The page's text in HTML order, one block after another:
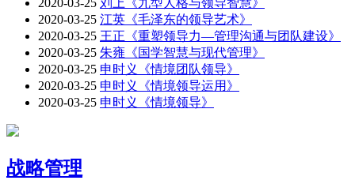
2020-03-25 江英《毛泽东的领导艺术》
2020-03-25 王正《重塑领导力―管理沟通与团队建设》
2020-03-25 朱雍《国学智慧与现代管理》
2020-03-25 申时义《情境团队领导》
2020-03-25 申时义《情境领导运用》
2020-03-25 申时义《情境领导》
战略管理